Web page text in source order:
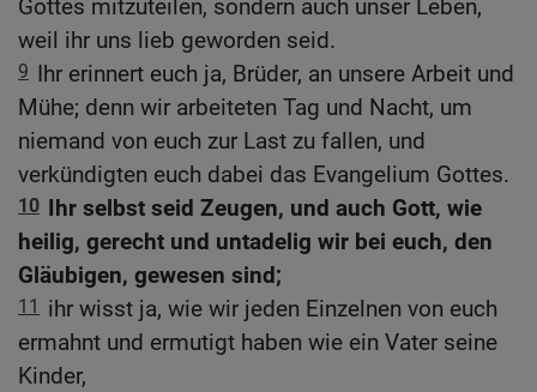
Gottes mitzuteilen, sondern auch unser Leben,
weil ihr uns lieb geworden seid.
9 Ihr erinnert euch ja, Brüder, an unsere Arbeit und
Mühe; denn wir arbeiteten Tag und Nacht, um
niemand von euch zur Last zu fallen, und
verkündigten euch dabei das Evangelium Gottes.
10 Ihr selbst seid Zeugen, und auch Gott, wie
heilig, gerecht und untadelig wir bei euch, den
Gläubigen, gewesen sind;
11
ihr wisst ja, wie wir jeden Einzelnen von euch
ermahnt und ermutigt haben wie ein Vater seine
Kinder,